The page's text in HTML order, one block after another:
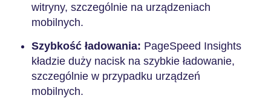
witryny, szczególnie na urządzeniach
mobilnych.
Szybkość ładowania: PageSpeed Insights
kładzie duży nacisk na szybkie ładowanie,
szczególnie w przypadku urządzeń
mobilnych.